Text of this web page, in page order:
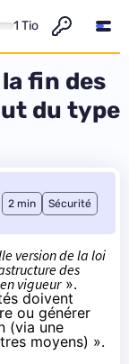
1 Tio
fin des
du type
2 min Sécurité
version de la loi
des
vigueur».
doivent
ou générer
(via une
moyens) ».